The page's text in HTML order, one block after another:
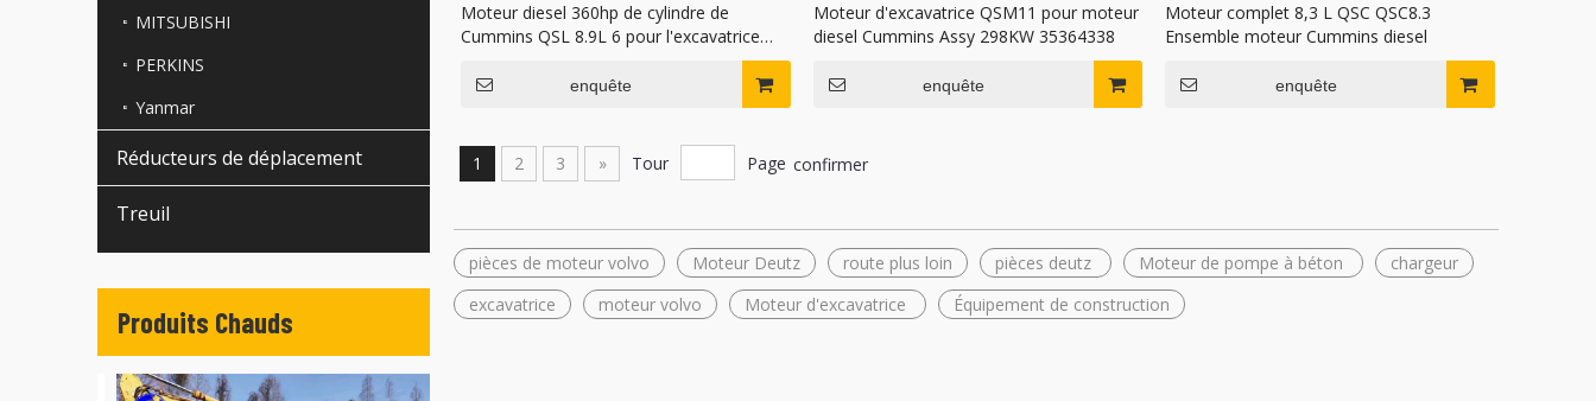
MITSUBISHI
PERKINS
Yanmar
Réducteurs de déplacement
Treuil
Produits Chauds
Moteur diesel 360hp de cylindre de
Cummins QSL 8.9L 6 pour l'excavatrice
enquête
Moteur d'excavatrice QSM11 pour moteur
diesel Cummins Assy 298KW 35364338
enquête
Moteur complet 8,3 L QSC QSC8.3
Ensemble moteur Cummins diesel
enquête
1 2 3 » Tour Page confirmer
pièces de moteur volvo Moteur Deutz route plus loin pièces deutz Moteur de pompe à béton
chargeur
excavatrice
moteur volvo Moteur d'excavatrice Équipement de construction